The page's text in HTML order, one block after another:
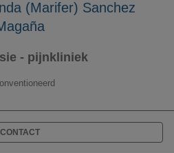
(Marifer) Sanchez
- pijnkliniek
CONTACT